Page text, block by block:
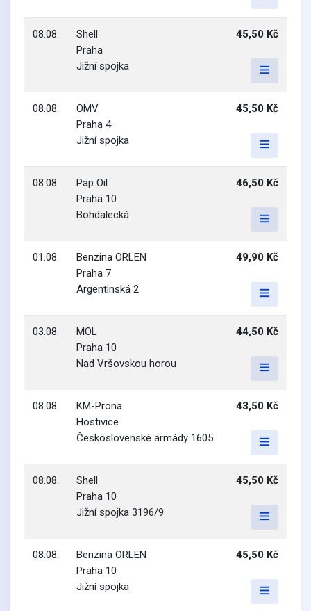
08.08.
Shell
Praha
Jižní spojka
45,50 Kč
08.08.
OMV
Praha 4
Jižní spojka
45,50 Kč
08.08.
Pap Oil
Praha 10
Bohdalecká
46,50 Kč
01.08.
Benzina ORLEN
Praha 7
Argentinská 2
49,90 Kč
03.08.
MOL
Praha 10
Nad Vršovskou horou
44,50 Kč
08.08.
KM-Prona
Hostivice
Československé armády 1605
43,50 Kč
08.08.
Shell
Praha 10
Jižní spojka 3196/9
45,50 Kč
08.08.
Benzina ORLEN
Praha 10
Jižní spojka
45,50 Kč